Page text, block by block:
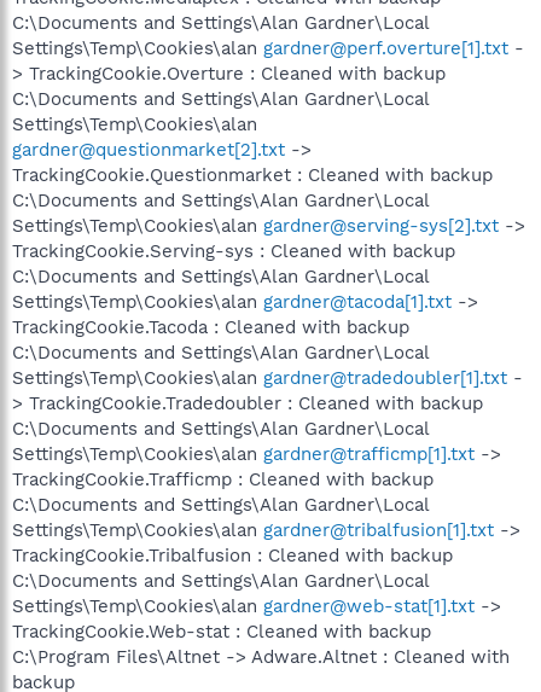
C:\Documents and Settings\Alan Gardner\Local
Settings\Temp\Cookies\alan gardner@perf.overture[1].txt -
> TrackingCookie.Overture : Cleaned with backup
C:\Documents and Settings\Alan Gardner\Local
Settings\Temp\Cookies\alan
gardner@questionmarket[2].txt ->
TrackingCookie.Questionmarket : Cleaned with backup
C:\Documents and Settings\Alan Gardner\Local
Settings\Temp\Cookies\alan gardner@serving-sys[2].txt ->
TrackingCookie.Serving-sys : Cleaned with backup
C:\Documents and Settings\Alan Gardner\Local
Settings\Temp\Cookies\alan gardner@tacoda[1].txt ->
TrackingCookie.Tacoda : Cleaned with backup
C:\Documents and Settings\Alan Gardner\Local
Settings\Temp\Cookies\alan gardner@tradedoubler[1].txt -
> TrackingCookie.Tradedoubler : Cleaned with backup
C:\Documents and Settings\Alan Gardner\Local
Settings\Temp\Cookies\alan gardner@trafficmp[1].txt ->
TrackingCookie.Trafficmp : Cleaned with backup
C:\Documents and Settings\Alan Gardner\Local
Settings\Temp\Cookies\alan gardner@tribalfusion[1].txt ->
TrackingCookie.Tribalfusion : Cleaned with backup
C:\Documents and Settings\Alan Gardner\Local
Settings\Temp\Cookies\alan gardner@web-stat[1].txt ->
TrackingCookie.Web-stat : Cleaned with backup
C:\Program Files\Altnet -> Adware.Altnet : Cleaned with
backup